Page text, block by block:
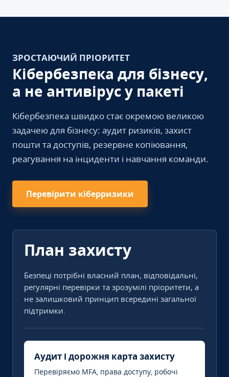
ЗРОСТАЮЧИЙ ПРІОРИТЕТ
Кібербезпека для бізнесу,
а не антивірус у пакеті
Кібербезпека швидко стає окремою великою
задачею для бізнесу: аудит ризиків, захист
пошти та доступів, резервне копіювання,
реагування на інциденти і навчання команди.
Перевірити кіберризики
План захисту
Безпеці потрібні власний план, відповідальні,
регулярні перевірки та зрозумілі пріоритети, а
не залишковий принцип всередині загальної
підтримки.
Аудит і дорожня карта захисту
Перевіряємо MFA, права доступу, робочі